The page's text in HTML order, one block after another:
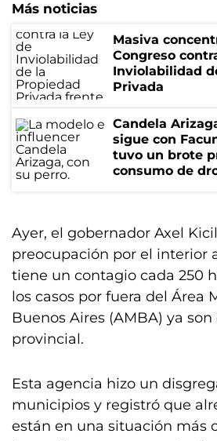
Más noticias
Masiva
Congreso
Inviolabilidad
Privada
Candela
sigue con
tuvo un brote
consumo de
Ayer, el gobernador Axel
preocupación por el interior
tiene un contagio cada 250
los casos por fuera del Área
Buenos Aires (AMBA) ya son
provincial.
Esta agencia hizo un
municipios y registró que
están en una situación más